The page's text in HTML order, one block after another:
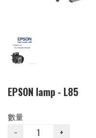
EPSON lamp - L85
數量
−
+